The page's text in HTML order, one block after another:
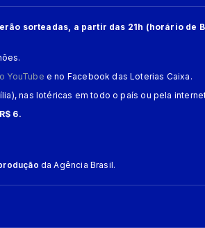
sorteadas, a partir das 21h (horário de
YouTube e no Facebook das Loterias Caixa.
nas lotéricas em todo o país ou pela
6.
da Agência Brasil.